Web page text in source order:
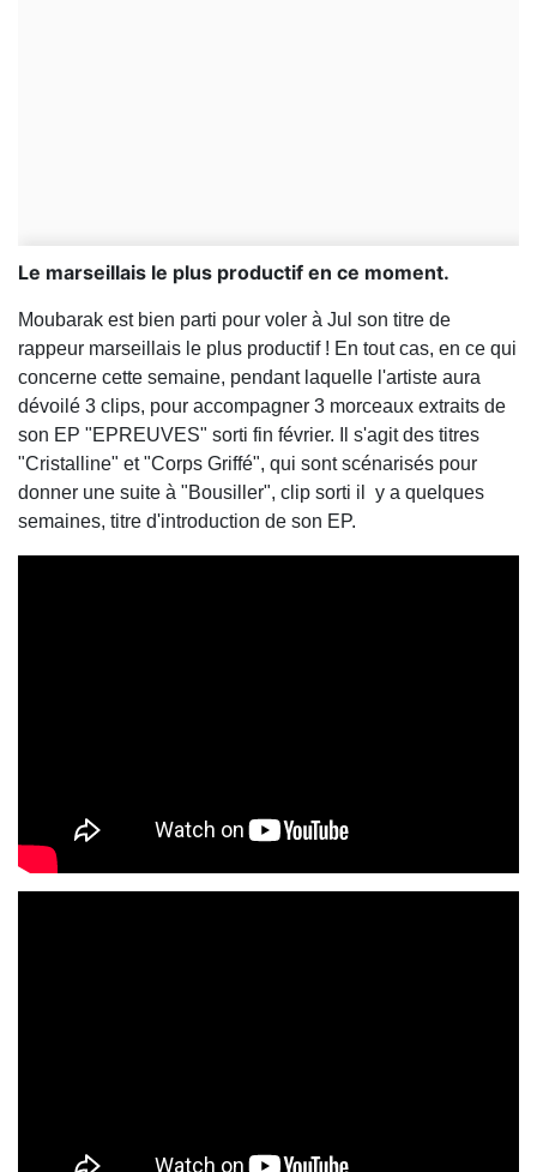
Le marseillais le plus productif en ce moment.
Moubarak est bien parti pour voler à Jul son titre de
rappeur marseillais le plus productif ! En tout cas, en ce qui
concerne cette semaine, pendant laquelle l'artiste aura
dévoilé 3 clips, pour accompagner 3 morceaux extraits de
son EP "EPREUVES" sorti fin février. Il s'agit des titres
"Cristalline" et "Corps Griffé", qui sont scénarisés pour
donner une suite à "Bousiller", clip sorti il y a quelques
semaines, titre d'introduction de son EP.